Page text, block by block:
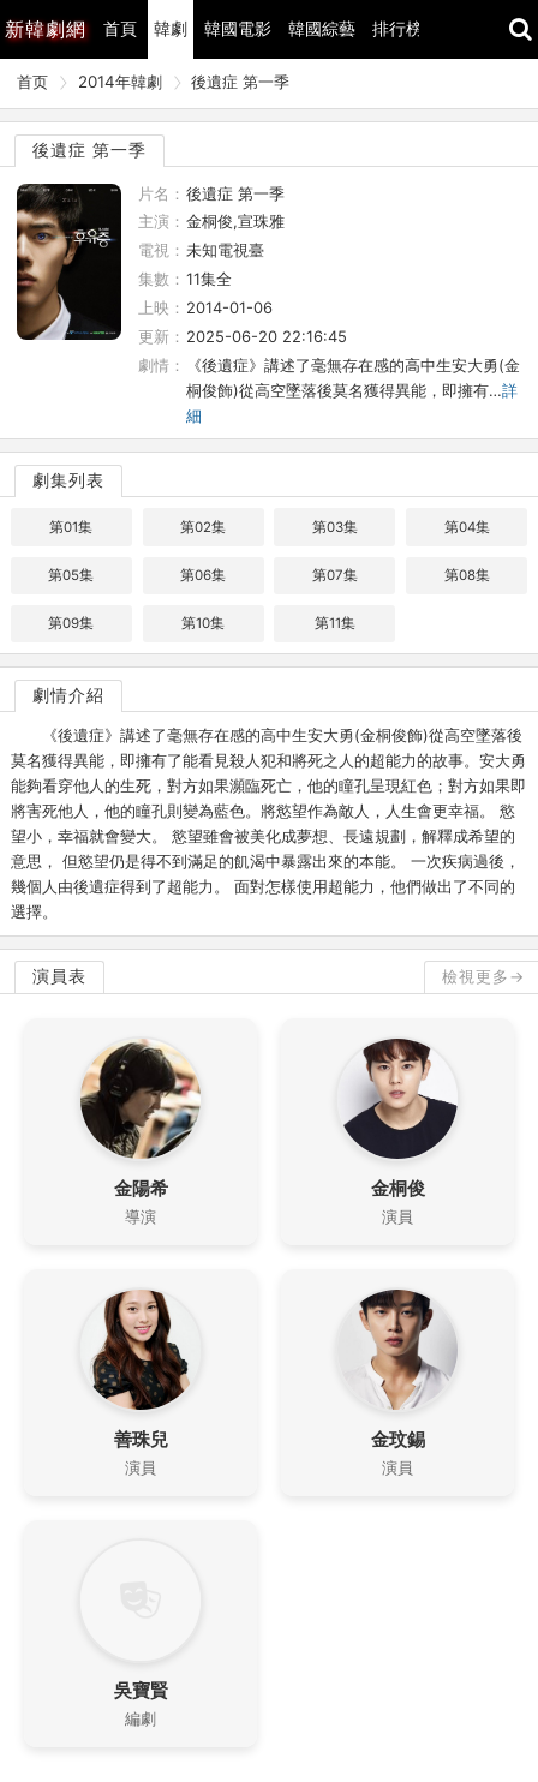
新韓劇網 首頁 韓劇 韓國電影 韓國綜藝 排行榜
首页 2014年韓劇 後遺症 第一季
後遺症 第一季
片名： 後遺症 第一季
主演： 金桐俊,宣珠雅
電視： 未知電視臺
集數： 11集全
上映： 2014-01-06
更新： 2025-06-20 22:16:45
劇情：
《後遺症》講述了毫無存在感的高中生安大勇(金
桐俊飾)從高空墜落後莫名獲得異能，即擁有…詳
細
劇集列表
第01集 第02集 第03集 第04集
第05集 第06集 第07集 第08集
第09集 第10集 第11集
劇情介紹
《後遺症》講述了毫無存在感的高中生安大勇(金桐俊飾)從高空墜落後
莫名獲得異能，即擁有了能看見殺人犯和將死之人的超能力的故事。安大勇
能夠看穿他人的生死，對方如果瀕臨死亡，他的瞳孔呈現紅色；對方如果即
將害死他人，他的瞳孔則變為藍色。將慾望作為敵人，人生會更幸福。 慾
望小，幸福就會變大。 慾望雖會被美化成夢想、長遠規劃，解釋成希望的
意思， 但慾望仍是得不到滿足的飢渴中暴露出來的本能。 一次疾病過後，
幾個人由後遺症得到了超能力。 面對怎樣使用超能力，他們做出了不同的
選擇。
演員表 檢視更多→
金陽希
導演
金桐俊
演員
善珠兒
演員
金玟錫
演員
吳寶賢
編劇